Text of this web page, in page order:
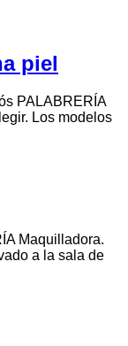
piel
PALABRERÍA
Los modelos
Maquilladora.
a la sala de